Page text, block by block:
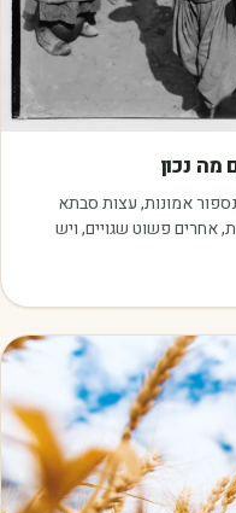
מה נכון
אמונות, עצות סבתא
אחרים פשוט שגויים, ויש